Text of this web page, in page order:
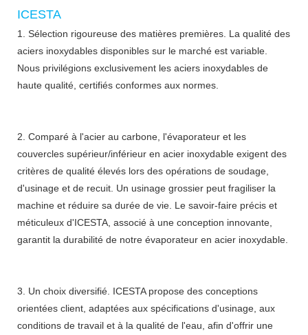
ICESTA
1. Sélection rigoureuse des matières premières. La qualité des
aciers inoxydables disponibles sur le marché est variable.
Nous privilégions exclusivement les aciers inoxydables de
haute qualité, certifiés conformes aux normes.
2. Comparé à l'acier au carbone, l'évaporateur et les
couvercles supérieur/inférieur en acier inoxydable exigent des
critères de qualité élevés lors des opérations de soudage,
d'usinage et de recuit. Un usinage grossier peut fragiliser la
machine et réduire sa durée de vie. Le savoir-faire précis et
méticuleux d'ICESTA, associé à une conception innovante,
garantit la durabilité de notre évaporateur en acier inoxydable.
3. Un choix diversifié. ICESTA propose des conceptions
orientées client, adaptées aux spécifications d'usinage, aux
conditions de travail et à la qualité de l'eau, afin d'offrir une